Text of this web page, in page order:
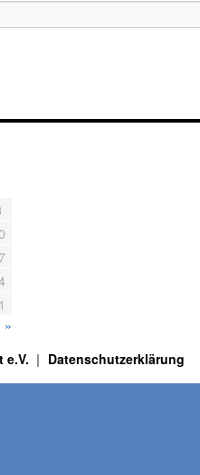
»
e.V. Datenschutzerklärung